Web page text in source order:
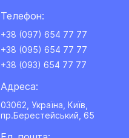
Телефон:
+38 (097) 654 77 77
+38 (095) 654 77 77
+38 (093) 654 77 77
Адреса:
03062, Україна, Київ,
пр.Берестейський, 65